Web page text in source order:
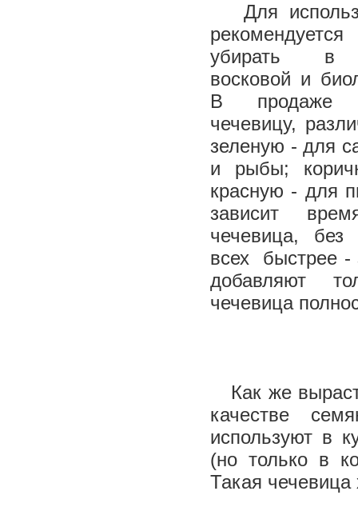
Для
убирать в
восковой и
В продаже
чечевицу,
зеленую - для
и рыбы;
красную - для
зависит
чечевица, без
всех быстрее -
добавляют
чечевица
Как же
качестве
используют в
(но только в
Такая